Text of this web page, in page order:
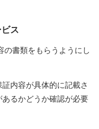
ス
の書類をもらうようにし
内容が具体的に記載さ
るかどうか確認が必要